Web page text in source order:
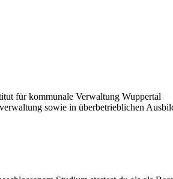
für kommunale Verwaltung Wuppertal
sowie in überbetrieblichen